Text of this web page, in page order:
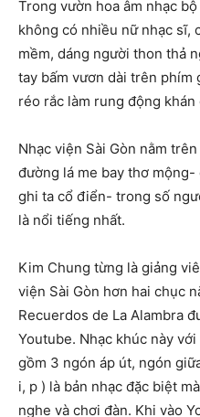
Trong vườn hoa âm nhạc
không có nhiều nữ nhạc sĩ,
mềm, dáng người thon thả
tay bấm vươn dài trên phím
réo rắc làm rung động khán
Nhạc viện Sài Gòn nằm
đường lá me bay thơ mộng-
ghi ta cổ điển- trong số
là nổi tiếng nhất.
Kim Chung từng là giảng
viện Sài Gòn hơn hai chục
Recuerdos de La Alambra
Youtube. Nhạc khúc này
gồm 3 ngón áp út, ngón
i, p ) là bản nhạc đặc biệt
nghe và chơi đàn. Khi vào